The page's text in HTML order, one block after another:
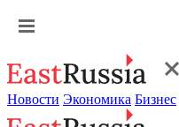
Новости Экономика Бизнес